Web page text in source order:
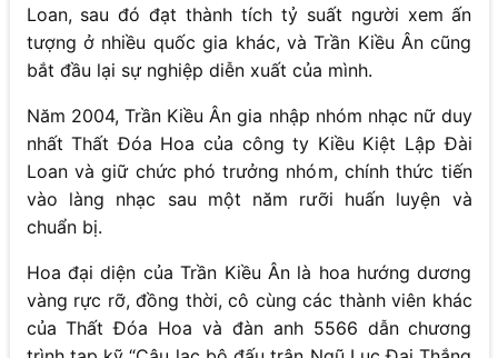
Loan, sau đó đạt thành tích tỷ suất người xem ấn
tượng ở nhiều quốc gia khác, và Trần Kiều Ân cũng
bắt đầu lại sự nghiệp diễn xuất của mình.
Năm 2004, Trần Kiều Ân gia nhập nhóm nhạc nữ duy
nhất Thất Đóa Hoa của công ty Kiều Kiệt Lập Đài
Loan và giữ chức phó trưởng nhóm, chính thức tiến
vào làng nhạc sau một năm rưỡi huấn luyện và
chuẩn bị.
Hoa đại diện của Trần Kiều Ân là hoa hướng dương
vàng rực rỡ, đồng thời, cô cùng các thành viên khác
của Thất Đóa Hoa và đàn anh 5566 dẫn chương